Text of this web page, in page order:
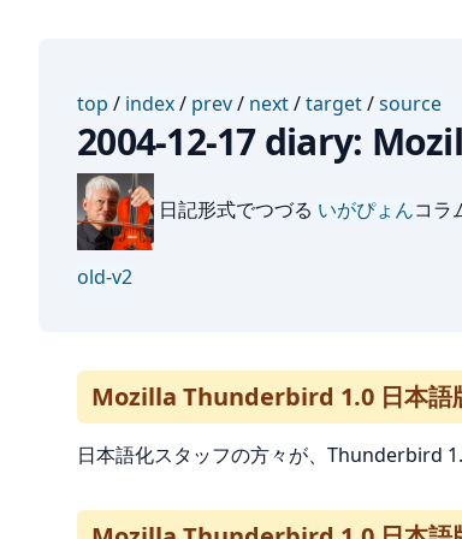
top / index/ prev/ next/target/source
2004-12-17 diary:
日記形式でつづる いがぴょんコラ
old-v2
Mozilla Thunderbird 1.0 日本語
日本語化スタッフの方々が、Thunderbird